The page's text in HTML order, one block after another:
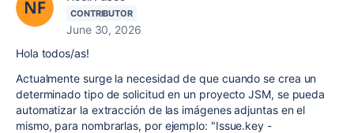
CONTRIBUTOR
June 30, 2026
Hola todos/as!
Actualmente surge la necesidad de que cuando se crea un
determinado tipo de solicitud en un proyecto JSM, se pueda
automatizar la extracción de las imágenes adjuntas en el
mismo, para nombrarlas, por ejemplo: "Issue.key -